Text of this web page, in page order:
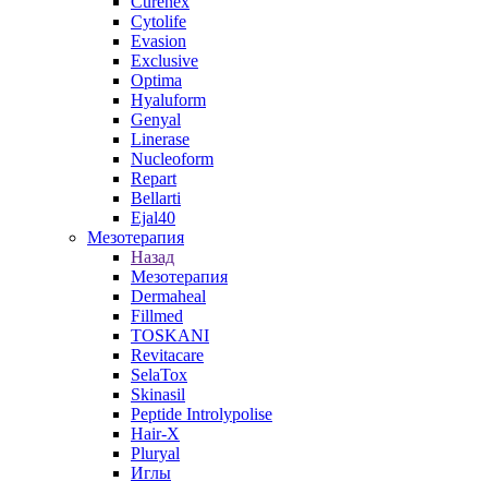
Cytolife
Evasion
Exclusive
Optima
Hyaluform
Genyal
Linerase
Nucleoform
Repart
Bellarti
Ejal40
Мезотерапия
Назад
Мезотерапия
Dermaheal
Fillmed
TOSKANI
Revitacare
SelaTox
Skinasil
Peptide Introlypolise
Hair-X
Pluryal
Иглы